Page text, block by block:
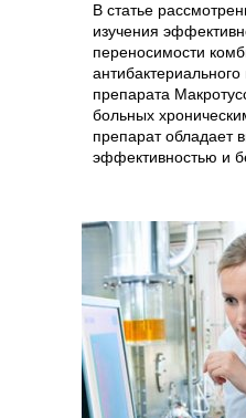
В статье
изучения
переносимости
препарата
больных
препарат обладает
эффективностью и